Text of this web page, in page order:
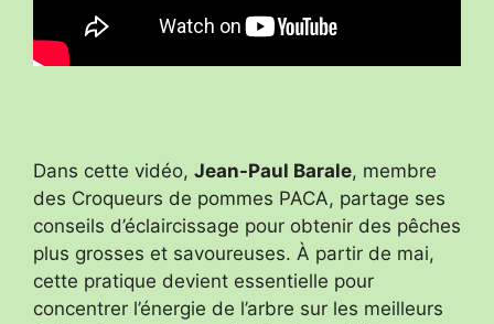
Dans cette vidéo, Jean-Paul Barale, membre
des Croqueurs de pommes PACA, partage ses
conseils d’éclaircissage pour obtenir des pêches
plus grosses et savoureuses. À partir de mai,
cette pratique devient essentielle pour
concentrer l’énergie de l’arbre sur les meilleurs